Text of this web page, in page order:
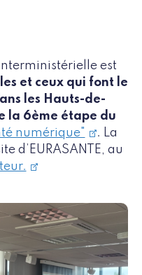
est
et ceux qui font le
les Hauts-de-
la 6ème étape du
numérique"
. La
d’EURASANTE, au